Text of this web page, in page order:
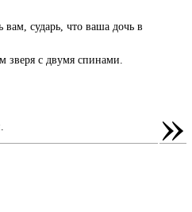
сударь, что ваша дочь в
зверя с двумя спинами.
»